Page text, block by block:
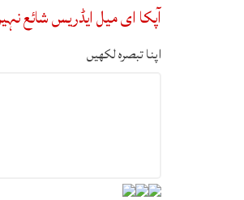
آپکا ای میل ایڈریس شائع
اپنا تبصرہ لکھیں